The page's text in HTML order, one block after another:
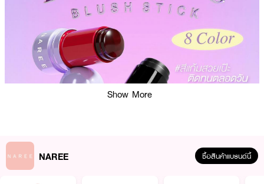
Show More
NAREE ซื้อสินค้าแบรนด์นี้